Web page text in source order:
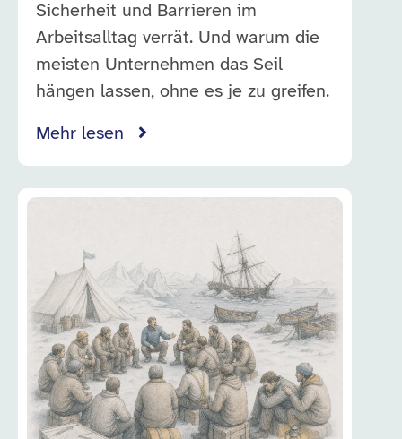
Sicherheit und Barrieren im
Arbeitsalltag verrät. Und warum die
meisten Unternehmen das Seil
hängen lassen, ohne es je zu greifen.
Mehr lesen